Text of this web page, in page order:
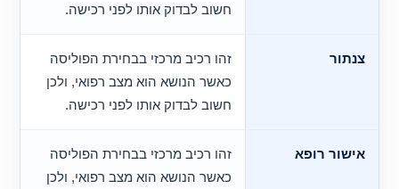
חשוב לבדוק אותו לפני רכישה.
צנתור
זהו רכיב מרכזי בבחירת הפוליסה
כאשר הנושא הוא מצב רפואי, ולכן
חשוב לבדוק אותו לפני רכישה.
אישור רופא
זהו רכיב מרכזי בבחירת הפוליסה
כאשר הנושא הוא מצב רפואי, ולכן